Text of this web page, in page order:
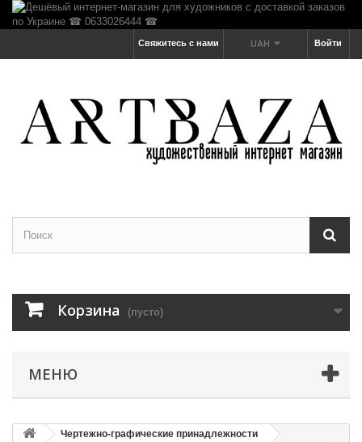
Войти
UAH
Свяжитесь с нами
Корзина (пусто)
МЕНЮ
Чертежно-графические принадлежности